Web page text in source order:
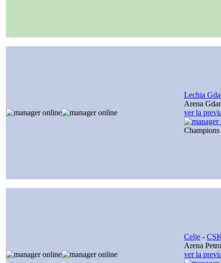
Lechia
Arena
ver la
Celje -
Arena
ver la